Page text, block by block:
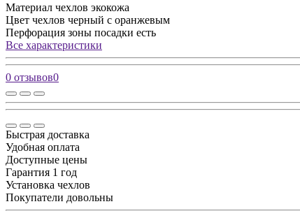
Материал чехлов экокожа
Цвет чехлов черный с оранжевым
Перфорация зоны посадки есть
Все характеристики
0 отзывов0
Быстрая доставка
Удобная оплата
Доступные цены
Гарантия 1 год
Установка чехлов
Покупатели довольны